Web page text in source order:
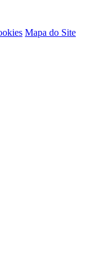
Mapa do Site